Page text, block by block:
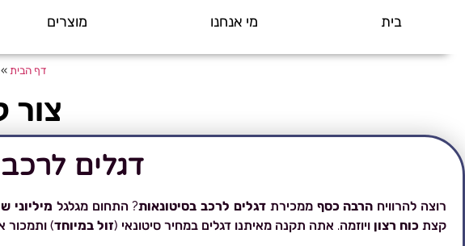
בית מי אנחנו מוצרים
דף הבית »
צור
דגלים
רוצה להרוויח הרבה כסף ממכירת דגלים לרכב בסיטונאות? התחום מגלגל מיליוני
קצת כוח רצון ויוזמה. אתה תקנה מאיתנו דגלים במחיר סיטונאי (זול במיוחד) ותמכור